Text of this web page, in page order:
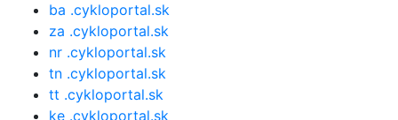
ba .cykloportal.sk
za .cykloportal.sk
nr .cykloportal.sk
tn .cykloportal.sk
tt .cykloportal.sk
ke .cykloportal.sk